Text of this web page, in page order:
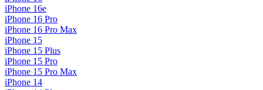
iPhone 16e
iPhone 16 Pro
iPhone 16 Pro Max
iPhone 15
iPhone 15 Plus
iPhone 15 Pro
iPhone 15 Pro Max
iPhone 14